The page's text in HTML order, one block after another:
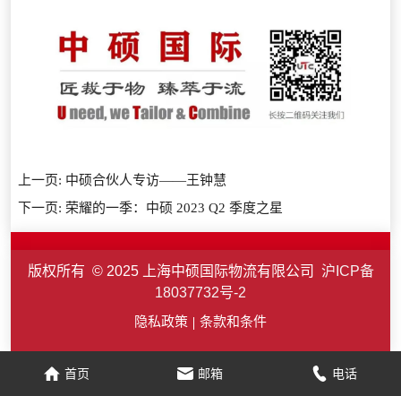
上一页: 中硕合伙人专访——王钟慧
下一页: 荣耀的一季：中硕 2023 Q2 季度之星
版权所有 © 2025 上海中硕国际物流有限公司 沪ICP备
18037732号-2
隐私政策 条款和条件
首页 邮箱 电话